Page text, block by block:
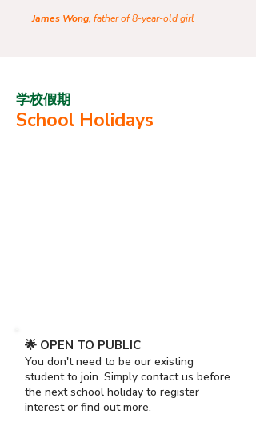
James Wong, father of 8-year-old girl
学校假期
School Holidays
🌟 OPEN TO PUBLIC
You don't need to be our existing
student to join. Simply contact us before
the next school holiday to register
interest or find out more.